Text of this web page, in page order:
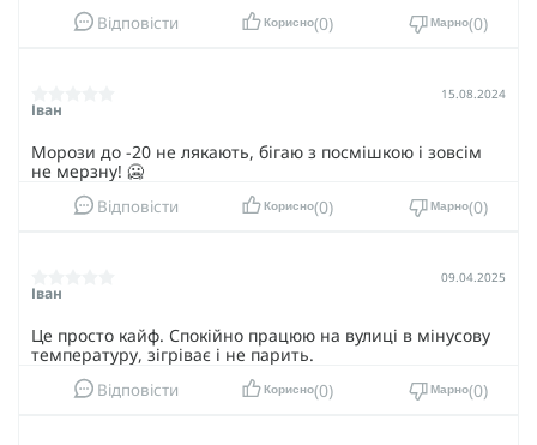
Відповісти Корисно 0 Марно 0
Іван
15.08.2024
Морози до -20 не лякають, бігаю з посмішкою і зовсім
не мерзну! 🥶
Відповісти Корисно 0 Марно 0
Іван
09.04.2025
Це просто кайф. Спокійно працюю на вулиці в мінусову
температуру, зігріває і не парить.
Відповісти Корисно 0 Марно 0